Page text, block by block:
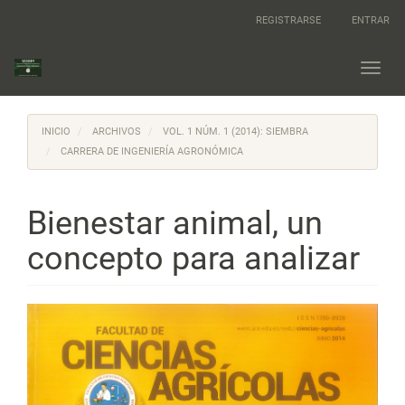
principal
Barra
lateral
REGISTRARSE ENTRAR
INICIO ARCHIVOS
VOL. 1 NÚM. 1 (2014): SIEMBRA
CARRERA DE INGENIERÍA AGRONÓMICA
Bienestar animal, un
concepto para analizar
Barra
lateral
del